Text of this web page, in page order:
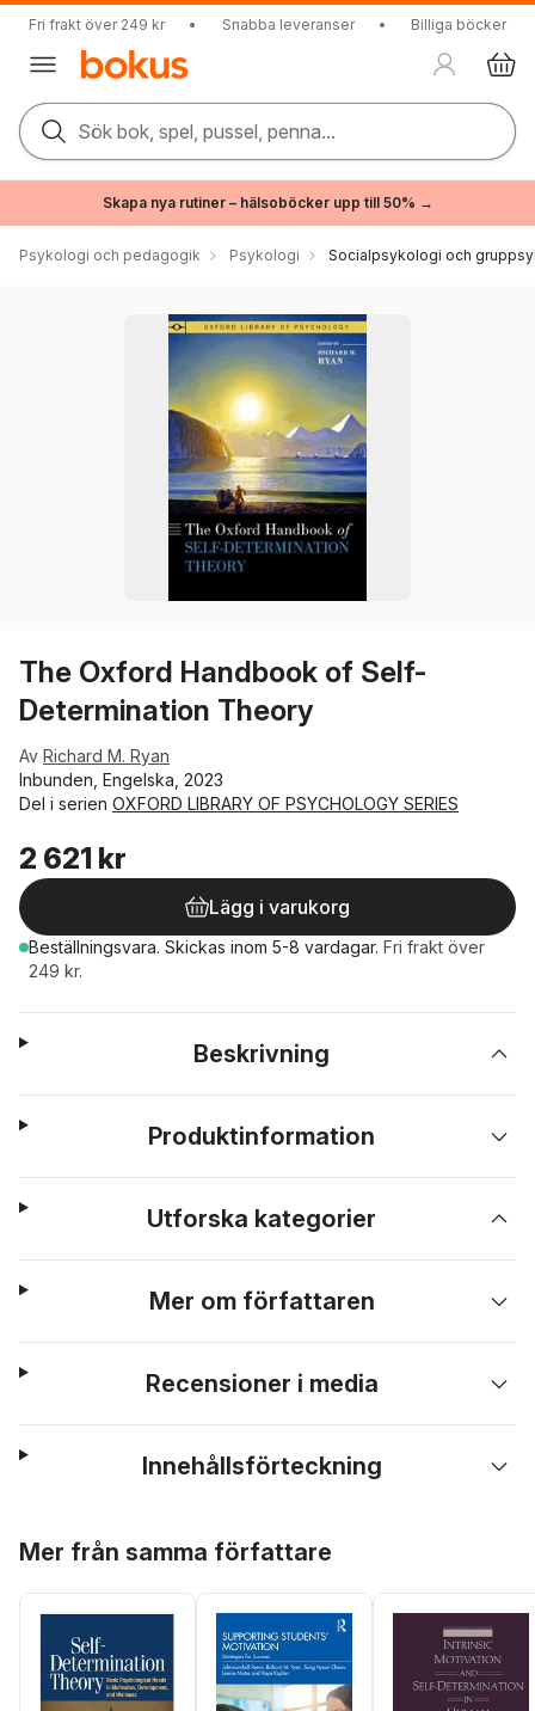
Fri frakt över 249 kr • Snabba leveranser • Billiga böcker
Sök bok, spel, pussel, penna...
Skapa nya rutiner – hälsoböcker upp till 50% →
Psykologi och pedagogik Psykologi Socialpsykologi och
The Oxford Handbook of Self-
Determination Theory
Av Richard M. Ryan
Inbunden, Engelska, 2023
Del i serien OXFORD LIBRARY OF PSYCHOLOGY SERIES
2 621 kr
Lägg i varukorg
Beställningsvara. Skickas inom 5-8 vardagar. Fri frakt över
249 kr.
Beskrivning
Produktinformation
Utforska kategorier
Mer om författaren
Recensioner i media
Innehållsförteckning
Mer från samma författare